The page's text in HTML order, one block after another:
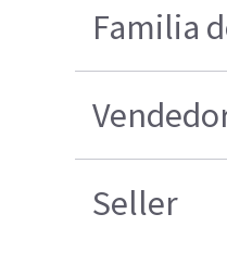
Familia
Seller